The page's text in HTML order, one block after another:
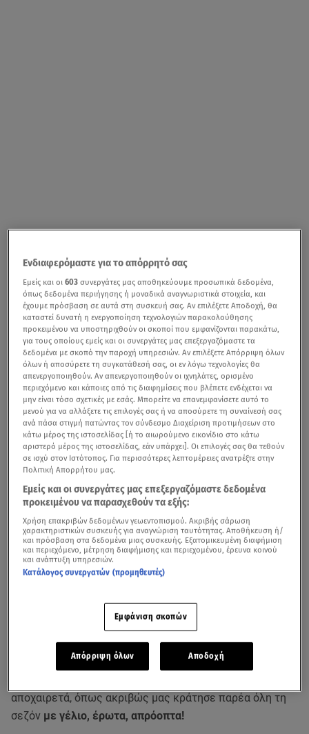
αποχαιρετά, όπως ακριβώς μας κράτησε παρέα όλη τη
σεζόν με γέλιο, έρωτα, απρόοπτα!
Ενδιαφερόμαστε για το απόρρητό σας
Εμείς και οι603 συνεργάτες μας αποθηκεύουμε προσωπικά δεδομένα,
όπως δεδομένα περιήγησης ή μοναδικά αναγνωριστικά στοιχεία, και
έχουμε πρόσβαση σε αυτά στη συσκευή σας. Αν επιλέξετε Αποδοχή, θα
καταστεί δυνατή η ενεργοποίηση τεχνολογιών παρακολούθησης
προκειμένου να υποστηριχθούν οι σκοποί που εμφανίζονται παρακάτω,
για τους οποίους εμείς και οι συνεργάτες μας επεξεργαζόμαστε τα
δεδομένα με σκοπό την παροχή υπηρεσιών. Αν επιλέξετε Απόρριψη όλων
όλων ή αποσύρετε τη συγκατάθεσή σας, οι εν λόγω τεχνολογίες θα
απενεργοποιηθούν. Αν απενεργοποιηθούν οι ιχνηλάτες, ορισμένο
περιεχόμενο και κάποιες από τις διαφημίσεις που βλέπετε ενδέχεται να
μην είναι τόσο σχετικές με εσάς. Μπορείτε να επανεμφανίσετε αυτό το
μενού για να αλλάξετε τις επιλογές σας ή να αποσύρετε τη συναίνεσή σας
ανά πάσα στιγμή πατώντας τον σύνδεσμο Διαχείριση προτιμήσεων στο
κάτω μέρος της ιστοσελίδας [ή το αιωρούμενο εικονίδιο στο κάτω
αριστερό μέρος της ιστοσελίδας, εάν υπάρχει]. Οι επιλογές σας θα τεθούν
σε ισχύ στον Ιστότοπος. Για περισσότερες λεπτομέρειες ανατρέξτε στην
Πολιτική Απορρήτου μας.
Εμείς και οι συνεργάτες μας επεξεργαζόμαστε δεδομένα
προκειμένου να παρασχεθούν τα εξής:
Χρήση επακριβών δεδομένων γεωεντοπισμού. Ακριβής σάρωση
χαρακτηριστικών συσκευής για αναγνώριση ταυτότητας. Αποθήκευση ή/
και πρόσβαση στα δεδομένα μιας συσκευής. Εξατομικευμένη διαφήμιση
και περιεχόμενο, μέτρηση διαφήμισης και περιεχομένου, έρευνα κοινού
και ανάπτυξη υπηρεσιών.
Κατάλογος συνεργατών (προμηθευτές)
Εμφάνιση σκοπών
Απόρριψη όλων Αποδοχή